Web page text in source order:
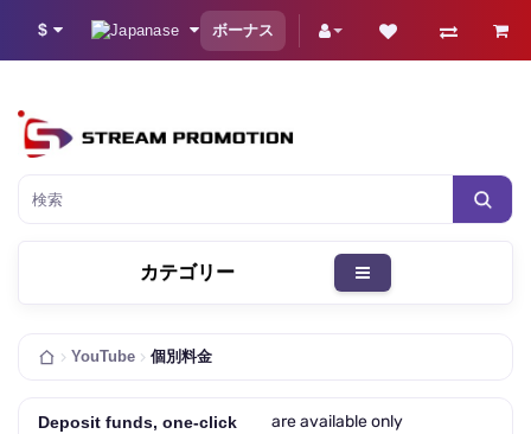
$ ボーナス
検索
カテゴリー
YouTube 個別料金
Deposit funds, one-click
are available only